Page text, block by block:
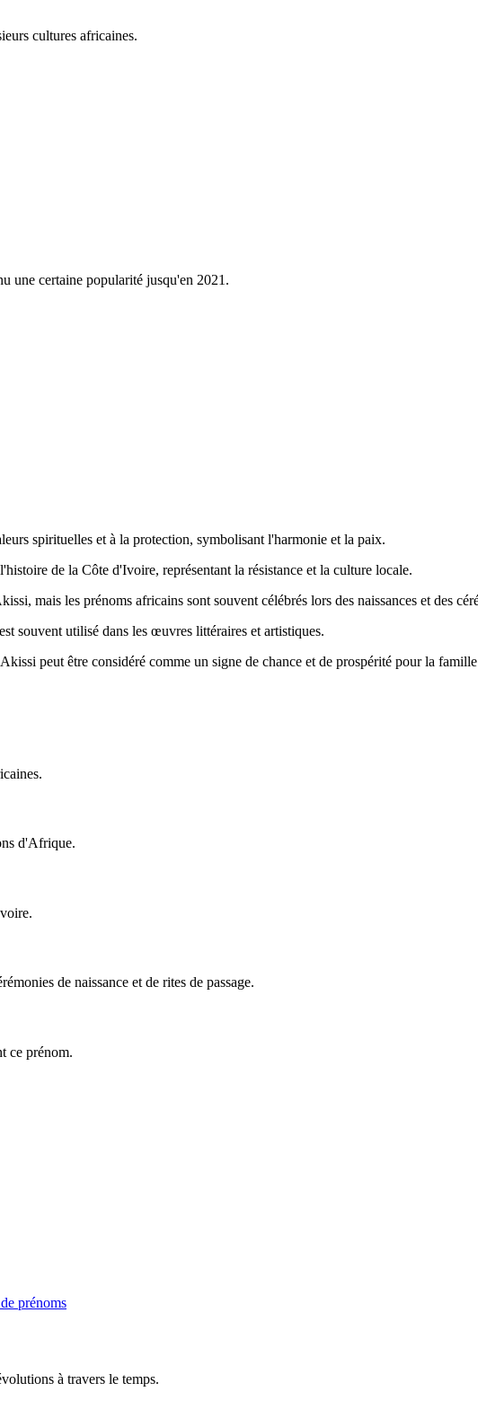
cultures africaines.
une certaine popularité jusqu'en 2021.
spirituelles et à la protection, symbolisant l'harmonie et la paix.
de la Côte d'Ivoire, représentant la résistance et la culture locale.
mais les prénoms africains sont souvent célébrés lors des naissances et des
souvent utilisé dans les œuvres littéraires et artistiques.
peut être considéré comme un signe de chance et de prospérité pour la
d'Afrique.
de naissance et de rites de passage.
ce prénom.
prénoms
à travers le temps.